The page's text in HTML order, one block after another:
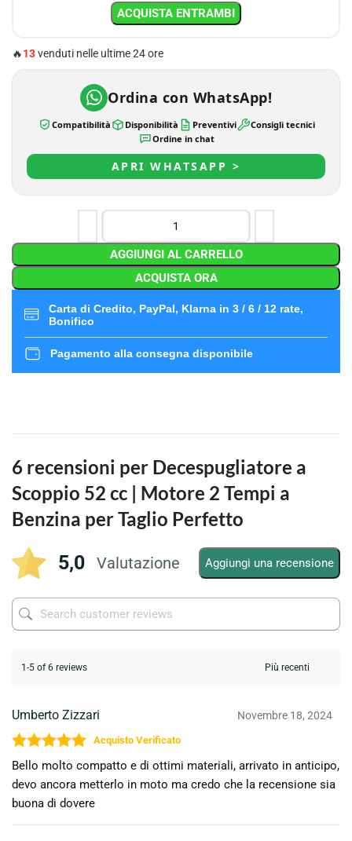
per
Taglio
ACQUISTA ENTRAMBI
🔥13venduti nelle ultime 24 ore
Ordina con WhatsApp!
Compatibilità Disponibilità Preventivi
Consigli tecnici
Ordine in chat
APRI WHATSAPP >
AGGIUNGI AL CARRELLO
ACQUISTA ORA
Carta di Credito, PayPal, Klarna in 3 / 6 / 12 rate,
Bonifico
Pagamento alla consegna disponibile
6 recensioni per Decespugliatore a
Scoppio 52 cc | Motore 2 Tempi a
Benzina per Taglio Perfetto
5,0
Valutazione Aggiungi una recensione
1-5 of 6 reviews
Umberto Zizzari Novembre 18, 2024
Valutato5su 5
Bello molto compatto e di ottimi materiali, arrivato in anticipo,
devo ancora metterlo in moto ma credo che la recensione sia
buona di dovere